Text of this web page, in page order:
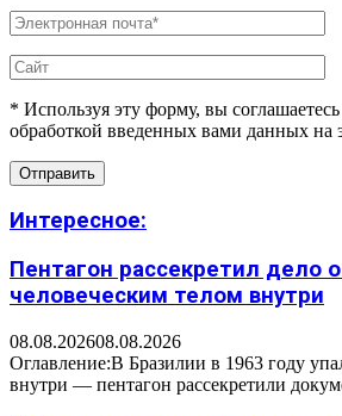
* Используя эту форму, вы
обработкой введенных вами данных на
Интересное:
Пентагон рассекретил дело
человеческим телом внутри
08.08.202608.08.2026
Оглавление:В Бразилии в 1963 году
внутри — пентагон рассекретили